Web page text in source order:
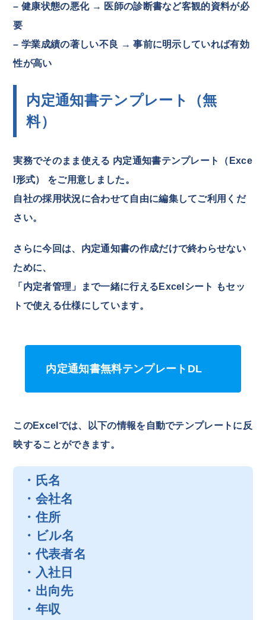
– 健康状態の悪化 → 医師の診断書など客観的資料が必
要
– 学業成績の著しい不良 → 事前に明示していれば有効
性が高い
内定通知書テンプレート（無
料）
実務でそのまま使える 内定通知書テンプレート（Exce
l形式） をご用意しました。
自社の採用状況に合わせて自由に編集してご利用くだ
さい。
さらに今回は、内定通知書の作成だけで終わらせない
ために、
「内定者管理」まで一緒に行えるExcelシート もセッ
トで使える仕様にしています。
内定通知書無料テンプレートDL
このExcelでは、以下の情報を自動でテンプレートに反
映することができます。
・氏名
・会社名
・住所
・ビル名
・代表者名
・入社日
・出向先
・年収